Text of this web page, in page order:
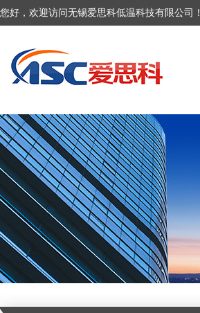
您好，欢迎访问无锡爱思科低温科技有限公司！